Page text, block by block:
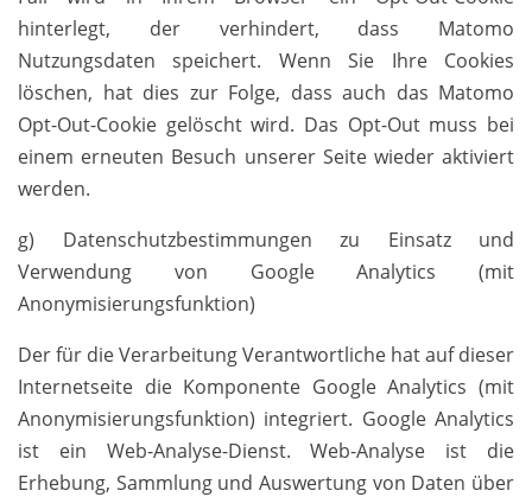
hinterlegt, der verhindert, dass Matomo
Nutzungsdaten speichert. Wenn Sie Ihre Cookies
löschen, hat dies zur Folge, dass auch das Matomo
Opt-Out-Cookie gelöscht wird. Das Opt-Out muss bei
einem erneuten Besuch unserer Seite wieder aktiviert
werden.
g) Datenschutzbestimmungen zu Einsatz und
Verwendung von Google Analytics (mit
Anonymisierungsfunktion)
Der für die Verarbeitung Verantwortliche hat auf dieser
Internetseite die Komponente Google Analytics (mit
Anonymisierungsfunktion) integriert. Google Analytics
ist ein Web-Analyse-Dienst. Web-Analyse ist die
Erhebung, Sammlung und Auswertung von Daten über